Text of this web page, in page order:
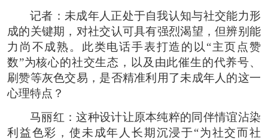
记者：未成年人正处于自我认知与社交能力形
成的关键期，对社交认可具有强烈渴望，但辨别能
力尚不成熟。此类电话手表打造的以“主页点赞
数”为核心的社交生态，以及由此催生的代养号、
刷赞等灰色交易，是否精准利用了未成年人的这一
心理特点？
马丽红：这种设计让原本纯粹的同伴情谊沾染
利益色彩，使未成年人长期沉浸于“为社交而社